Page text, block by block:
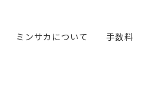
ミンサカについて 手数料